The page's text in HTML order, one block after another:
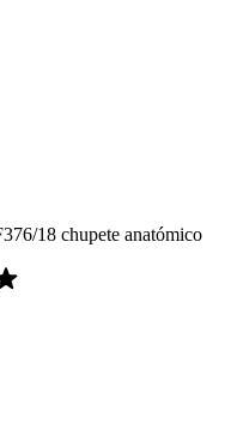
18 chupete anatómico